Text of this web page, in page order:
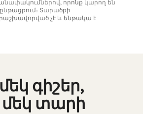
որոնք կարող են
Տարածքի
չէ և ենթակա է
գիշեր,
տարի
0-ից